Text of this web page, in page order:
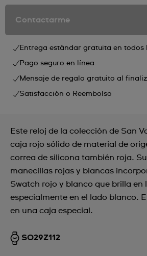
Contactarme
Entrega estándar gratuita en todos
Pago seguro en línea
Mensaje de regalo gratuito al
Satisfacción o Reembolso
Este reloj de la colección de San
caja rojo sólido de material de
correa de silicona también roja.
manecillas rojas y blancas
Swatch rojo y blanco que brilla en
especialmente en el lado blanco.
en una caja especial.
SO29Z112